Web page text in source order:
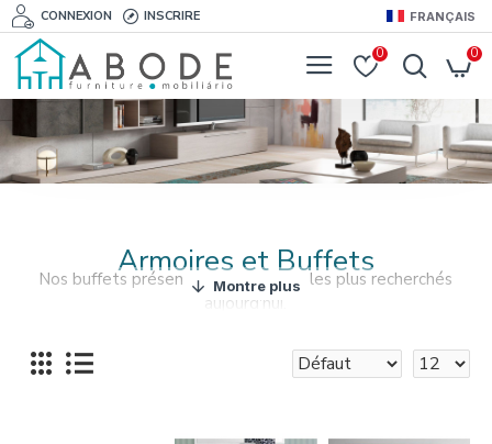
CONNEXION INSCRIRE FRANÇAIS
0 0
Armoires et Buffets
Nos buffets présentent les designs les plus recherchés
aujourd'hui.
vous avez besoin dans votre chambre de manière
organisée et accessible.